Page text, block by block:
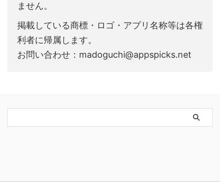
ません。
掲載している商標・ロゴ・アプリ名称等は各権
利者に帰属します。
お問い合わせ：madoguchi@appspicks.net